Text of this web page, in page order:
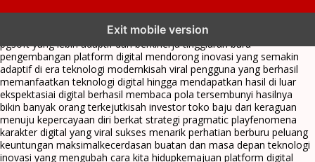
Exit mobile version
menghadirkan inovasi berkualitasai digital menjadi kunci analisis data
pgsoft yang lebih adaptif dan berkinerja tinggiarah baru
pengembangan platform digital mendorong inovasi yang semakin
adaptif di era teknologi modernkisah viral pengguna yang berhasil
memanfaatkan teknologi digital hingga mendapatkan hasil di luar
ekspektasiai digital berhasil membaca pola tersembunyi hasilnya
bikin banyak orang terkejutkisah investor toko baju dari keraguan
menuju kepercayaan diri berkat strategi pragmatic playfenomena
karakter digital yang viral sukses menarik perhatian berburu peluang
keuntungan maksimalkecerdasan buatan dan masa depan teknologi
inovasi yang mengubah cara kita hidupkemajuan platform digital